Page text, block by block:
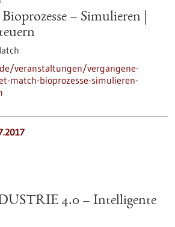
– Simulieren |
veranstaltungen/vergangene-
match-bioprozesse-simulieren-
4.0 – Intelligente